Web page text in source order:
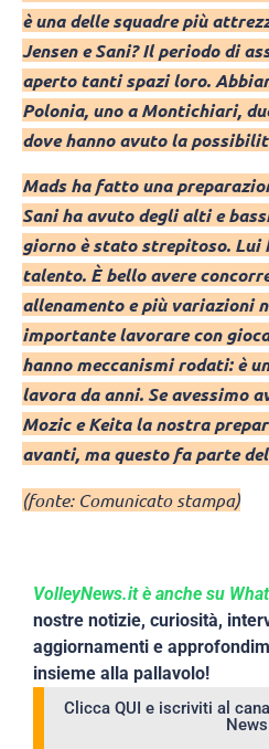
è una delle squadre più
Jensen e Sani? Il periodo di
aperto tanti spazi loro.
Polonia, uno a Montichiari,
dove hanno avuto la
Mads ha fatto una
Sani ha avuto degli alti e
giorno è stato strepitoso. Lui
talento. È bello avere
allenamento e più variazioni
importante lavorare con
hanno meccanismi rodati: è
lavora da anni. Se avessimo
Mozic e Keita la nostra
avanti, ma questo fa parte
(fonte: Comunicato stampa)
VolleyNews.it è anche su
nostre notizie, curiosità,
aggiornamenti e
insieme alla pallavolo!
Clicca QUI e iscriviti al
News